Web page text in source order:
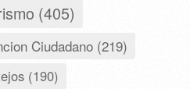
(405)
Ciudadano (219)
(190)